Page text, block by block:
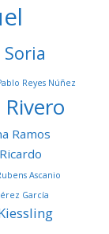
Reyes Núñez
Ramos
Ricardo
Ascanio
García